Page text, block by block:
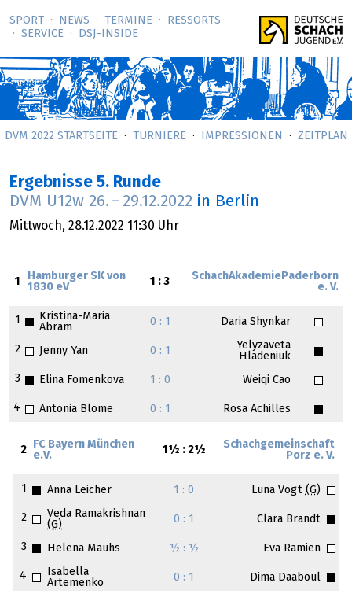
SPORT NEWS TERMINE
RESSORTS
SERVICE
DSJ-­INSIDE
DVM 2022 STARTSEITE TURNIERE IMPRESSIONEN ZEITPLAN
Ergebnisse 5. Runde
DVM U12w 26. – 29.12.2022 in Berlin
Mittwoch, 28.12.2022 11:30 Uhr
1
Hamburger SK von
1830 eV
1 : 3
SchachAkademiePaderborn
e. V.
1
Kristina-Maria
Abram
0 : 1 Daria Shynkar
2 Jenny Yan 0 : 1
Yelyzaveta
Hladeniuk
3
Elina Fomenkova 1 : 0 Weiqi Cao
4 Antonia Blome 0 : 1 Rosa Achilles
2
FC Bayern München
e.V.
1½ : 2½
Schachgemeinschaft
Porz e. V.
1 Anna Leicher 1 : 0 Luna Vogt (G)
2
Veda Ramakrishnan
(G)
0 : 1 Clara Brandt
3 Helena Mauhs ½ : ½ Eva Ramien
4
Isabella
Artemenko
0 : 1 Dima Daaboul